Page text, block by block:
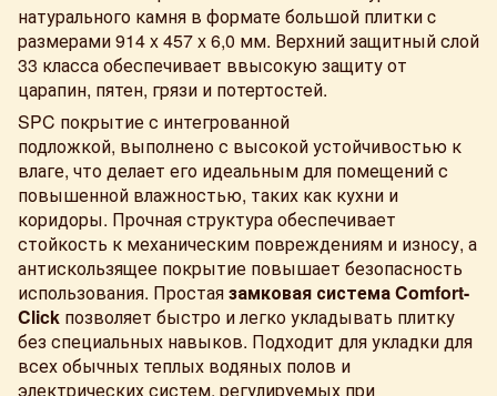
натурального камня в формате большой плитки c
размерами 914 x 457 x 6,0 мм. Верхний защитный слой
33 класса обеспечивает ввысокую защиту от
царапин, пятен, грязи и потертостей.
SPC покрытие с интегрованной
подложкой, выполнено с высокой устойчивостью к
влаге, что делает его идеальным для помещений с
повышенной влажностью, таких как кухни и
коридоры. Прочная структура обеспечивает
стойкость к механическим повреждениям и износу, а
антискользящее покрытие повышает безопасность
использования. Простаязамковая система Comfort-
Click позволяет быстро и легко укладывать плитку
без специальных навыков. Подходит для укладки для
всех обычных теплых водяных полов и
электрических систем, регулируемых при